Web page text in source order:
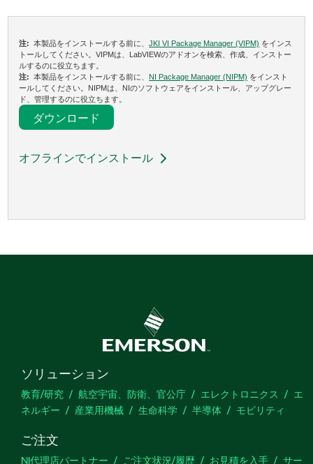
注:本製品をインストールする前に、JKI VI Package Manager (VIPM) をインス
トールしてください。VIPMは、LabVIEWのアドオンを検索、作成、インストー
ルするのに役立ちます。
注:本製品をインストールする前に、 NI Package Manager (NIPM) をインスト
ールしてください。NIPMは、NIのソフトウェアをインストール、アップグレー
ド、管理するのに役立ちます。
ダウンロード
オフラインでインストール
ソリューション
教育/研究 航空宇宙、防衛、官公庁 エレクトロニクス
エ
ネルギー
産業用機械 生命科学 半導体 モビリティ
ご注文
NI代理店パートナー ご注文状況/履歴 お見積を入手
サー